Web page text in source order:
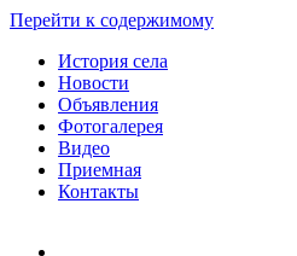
Перейти к содержимому
История села
Новости
Объявления
Фотогалерея
Видео
Приемная
Контакты